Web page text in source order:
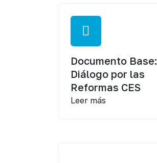
Documento Base:
Diálogo por las
Reformas CES
Leer más